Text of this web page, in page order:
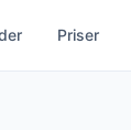
Priser